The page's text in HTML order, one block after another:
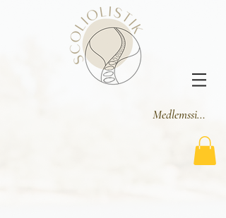
Medlemssider